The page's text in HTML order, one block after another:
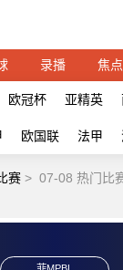
录播 焦点
欧冠杯 亚精英
欧国联 法甲
赛 > 07-08 热门比